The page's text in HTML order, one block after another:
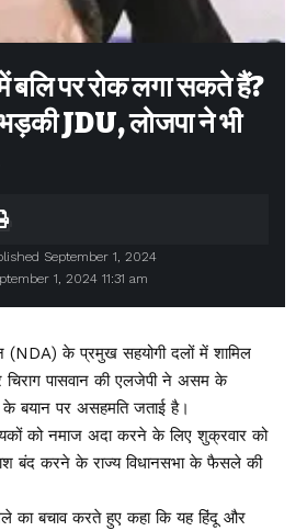
बलि पर रोक लगा सकते हैं?
JDU, लोजपा ने भी
1, 2024 11:31 am
September 1, 2024
(NDA) के प्रमुख सहयोगी दलों में शामिल
चिराग पासवान की एलजेपी ने असम के
के बयान पर असहमति जताई है।
को नमाज अदा करने के लिए शुक्रवार को
बंद करने के राज्य विधानसभा के फैसले की
का बचाव करते हुए कहा कि यह हिंदू और